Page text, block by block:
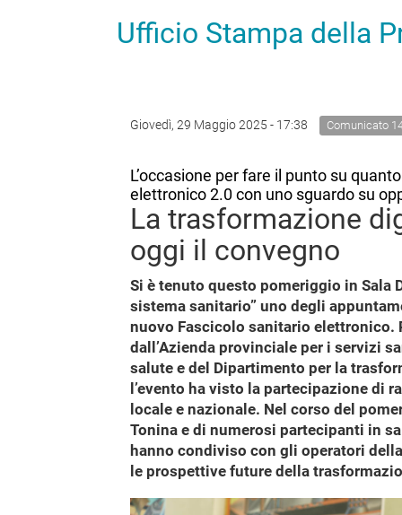
Ufficio Stampa della
Giovedì, 29 Maggio 2025 - 17:38 Comunicato
L’occasione per fare il punto su
elettronico 2.0 con uno sguardo su
La trasformazione
oggi il convegno
Si è tenuto questo pomeriggio in Sala
sistema sanitario” uno degli
nuovo Fascicolo sanitario elettronico.
dall’Azienda provinciale per i servizi
salute e del Dipartimento per la
l’evento ha visto la partecipazione
locale e nazionale. Nel corso del
Tonina e di numerosi partecipanti in
hanno condiviso con gli operatori
le prospettive future della